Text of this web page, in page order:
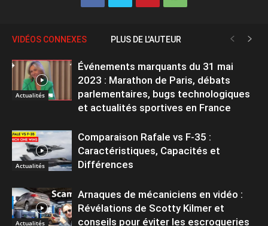
VIDÉOS CONNEXES PLUS DE L'AUTEUR
Actualités
Événements marquants du 31 mai
2023 : Marathon de Paris, débats
parlementaires, bugs technologiques
et actualités sportives en France
Actualités
Comparaison Rafale vs F-35 :
Caractéristiques, Capacités et
Différences
Actualités
Arnaques de mécaniciens en vidéo :
Révélations de Scotty Kilmer et
conseils pour éviter les escroqueries